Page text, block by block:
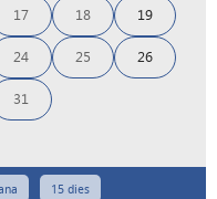
17 18 19
24 25 26
31
15 dies